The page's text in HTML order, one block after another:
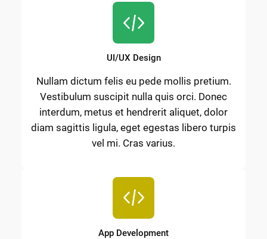
UI/UX Design
Nullam dictum felis eu pede mollis pretium.
Vestibulum suscipit nulla quis orci. Donec
interdum, metus et hendrerit aliquet, dolor
diam sagittis ligula, eget egestas libero turpis
vel mi. Cras varius.
App Development